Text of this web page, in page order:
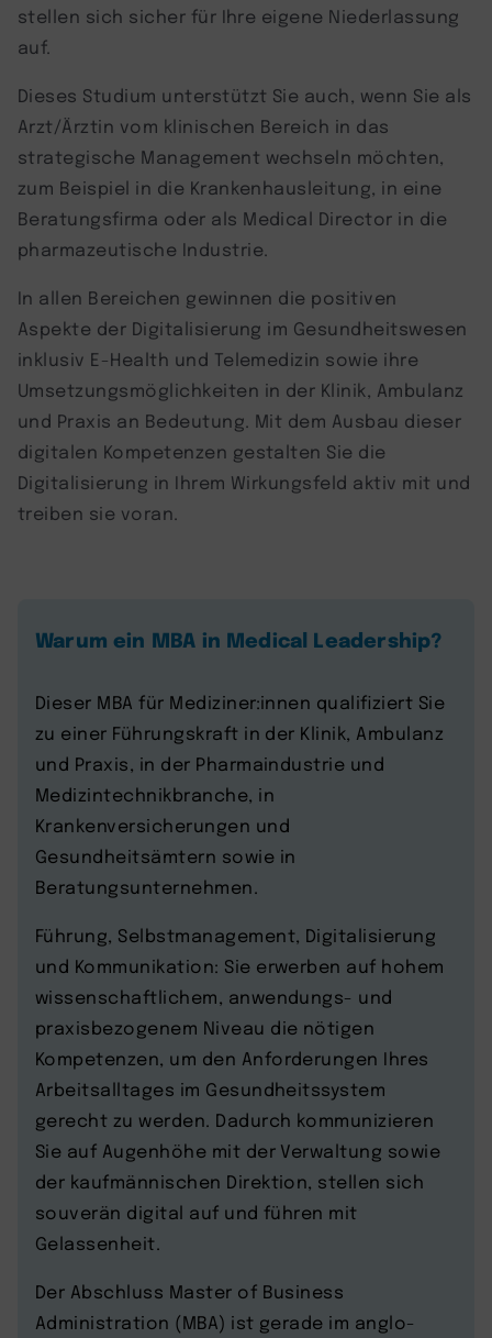
stellen sich sicher für Ihre eigene Niederlassung
auf.
Dieses Studium unterstützt Sie auch, wenn Sie als
Arzt/Ärztin vom klinischen Bereich in das
strategische Management wechseln möchten,
zum Beispiel in die Krankenhausleitung, in eine
Beratungsfirma oder als Medical Director in die
pharmazeutische Industrie.
In allen Bereichen gewinnen die positiven
Aspekte der Digitalisierung im Gesundheitswesen
inklusiv E-Health und Telemedizin sowie ihre
Umsetzungsmöglichkeiten in der Klinik, Ambulanz
und Praxis an Bedeutung. Mit dem Ausbau dieser
digitalen Kompetenzen gestalten Sie die
Digitalisierung in Ihrem Wirkungsfeld aktiv mit und
treiben sie voran.
Warum ein MBA in Medical Leadership?
Dieser MBA für Mediziner:innen qualifiziert Sie
zu einer Führungskraft in der Klinik, Ambulanz
und Praxis, in der Pharmaindustrie und
Medizintechnikbranche, in
Krankenversicherungen und
Gesundheitsämtern sowie in
Beratungsunternehmen.
Führung, Selbstmanagement, Digitalisierung
und Kommunikation: Sie erwerben auf hohem
wissenschaftlichem, anwendungs- und
praxisbezogenem Niveau die nötigen
Kompetenzen, um den Anforderungen Ihres
Arbeitsalltages im Gesundheitssystem
gerecht zu werden. Dadurch kommunizieren
Sie auf Augenhöhe mit der Verwaltung sowie
der kaufmännischen Direktion, stellen sich
souverän digital auf und führen mit
Gelassenheit.
Der Abschluss Master of Business
Administration (MBA) ist gerade im anglo-